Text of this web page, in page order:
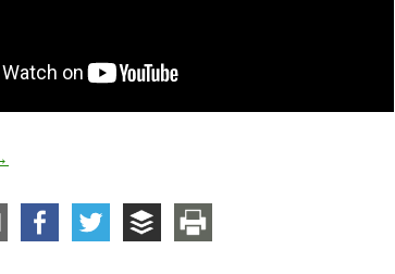
Bookchin y la ecología social